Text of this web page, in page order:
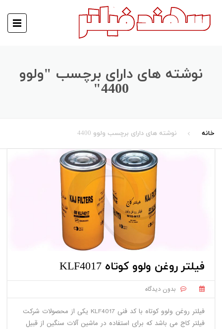
نوشته های دارای برچسب "ولوو
4400"
خانه نوشته های دارای برچسب ولوو 4400
فیلتر روغن ولوو کوتاه KLF4017
بدون دیدگاه
فیلتر روغن ولوو کوتاه با کد فنی KLF4017 یکی از محصولات شرکت
فیلتر کاج می باشد که برای استفاده در ماشین آلات سنگین از قبیل